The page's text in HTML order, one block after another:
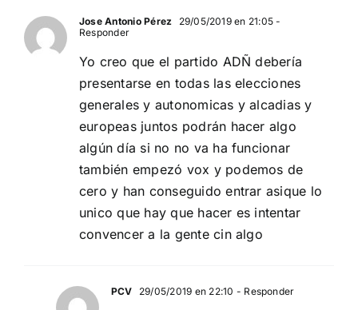
Jose Antonio Pérez 29/05/2019 en 21:05 -
Responder
Yo creo que el partido ADÑ debería
presentarse en todas las elecciones
generales y autonomicas y alcadias y
europeas juntos podrán hacer algo
algún día si no no va ha funcionar
también empezó vox y podemos de
cero y han conseguido entrar asique lo
unico que hay que hacer es intentar
convencer a la gente cin algo
PCV 29/05/2019 en 22:10 - Responder